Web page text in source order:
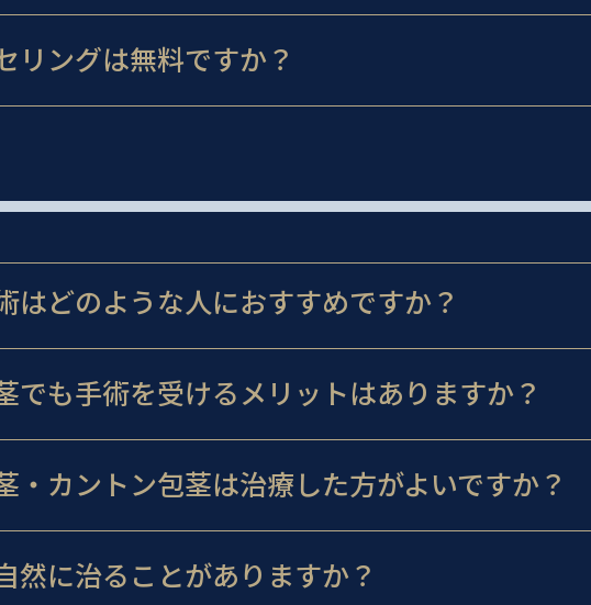
リングは無料ですか？
はどのような人におすすめですか？
でも手術を受けるメリットはありますか？
・カントン包茎は治療した方がよいですか？
然に治ることがありますか？